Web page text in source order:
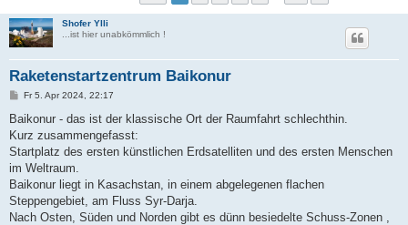
Shofer Ylli
...ist hier unabkömmlich !
Raketenstartzentrum Baikonur
B
i
r
a
Fr 5. Apr 2024, 22:17
Baikonur - das ist der klassische Ort der Raumfahrt schlechthin.
Kurz zusammengefasst:
Startplatz des ersten künstlichen Erdsatelliten und des ersten Menschen
im Weltraum.
Baikonur liegt in Kasachstan, in einem abgelegenen flachen
Steppengebiet, am Fluss Syr-Darja.
Nach Osten, Süden und Norden gibt es dünn besiedelte Schuss-Zonen ,